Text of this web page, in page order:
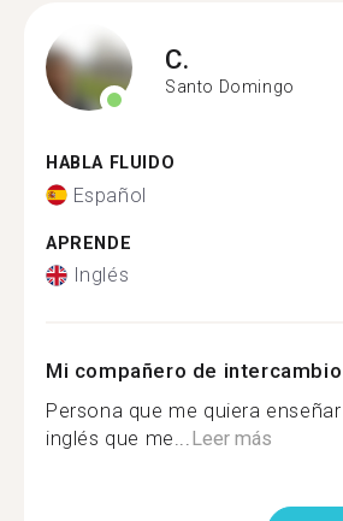
C.
Santo Domingo
HABLA FLUIDO
Español
APRENDE
Inglés
Mi compañero de
Persona que me quiera
inglés que me...Leer más